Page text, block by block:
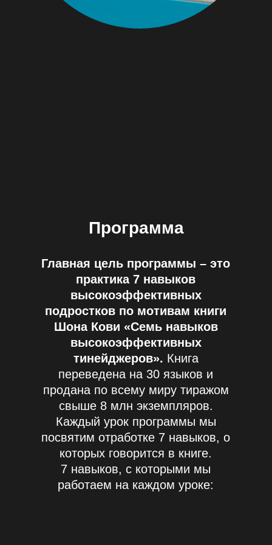
Программа
Главная цель программы – это
практика 7 навыков
высокоэффективных
подростков по мотивам книги
Шона Кови «Семь навыков
высокоэффективных
тинейджеров». Книга
переведена на 30 языков и
продана по всему миру тиражом
свыше 8 млн экземпляров.
Каждый урок программы мы
посвятим отработке 7 навыков, о
которых говорится в книге.
7 навыков, с которыми мы
работаем на каждом уроке: